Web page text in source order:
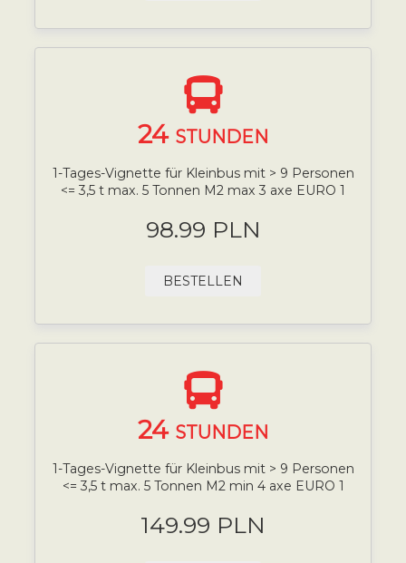
24 STUNDEN
1-Tages-Vignette für Kleinbus mit > 9 Personen
<= 3,5 t max. 5 Tonnen M2 max 3 axe EURO 1
98.99 PLN
BESTELLEN
24 STUNDEN
1-Tages-Vignette für Kleinbus mit > 9 Personen
<= 3,5 t max. 5 Tonnen M2 min 4 axe EURO 1
149.99 PLN